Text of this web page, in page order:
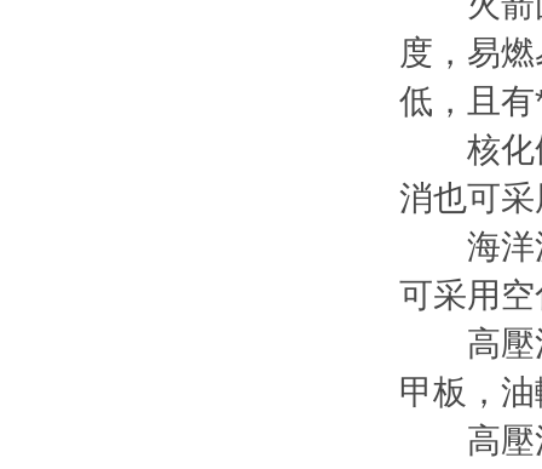
度，易
低，且
核化條
消也可
海洋沙
可采用
高壓清
甲板，
高壓清